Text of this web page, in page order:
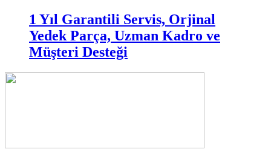
1 Yıl Garantili Servis, Orjinal
Yedek Parça, Uzman Kadro ve
Müşteri Desteği